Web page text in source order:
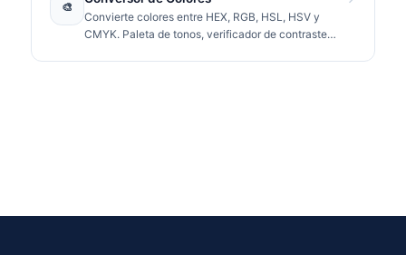
🎨
Convierte colores entre HEX, RGB, HSL, HSV y
CMYK. Paleta de tonos, verificador de contraste